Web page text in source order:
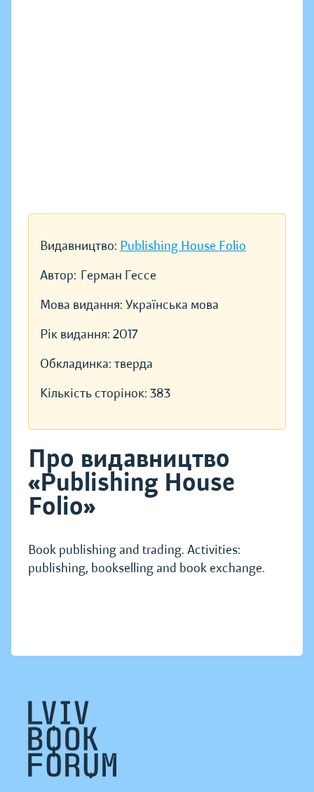
Видавництво: Publishing House Folio
Автор: Герман Гессе
Мова видання: Українська мова
Рік видання: 2017
Обкладинка: тверда
Кількість сторінок: 383
Про видавництво
«Publishing House
Folio»
Book publishing and trading. Activities:
publishing, bookselling and book exchange.